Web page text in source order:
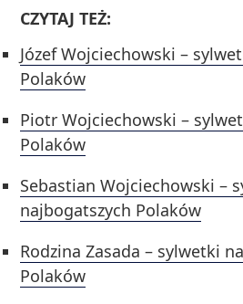
CZYTAJ TEŻ:
Józef Wojciechowski –
Polaków
Piotr Wojciechowski –
Polaków
Sebastian Wojciechowski –
najbogatszych Polaków
Rodzina Zasada – sylwetki
Polaków